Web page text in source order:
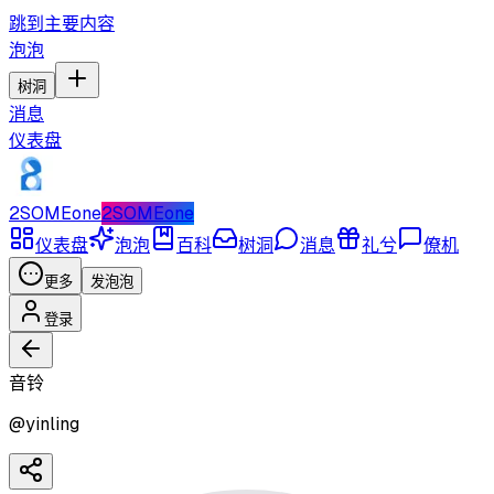
跳到主要内容
泡泡
树洞
消息
仪表盘
2SOMEone2SOMEone
仪表盘
泡泡 百科 树洞 消息 礼兮 僚机
更多 发泡泡
登录
音铃
@yinling